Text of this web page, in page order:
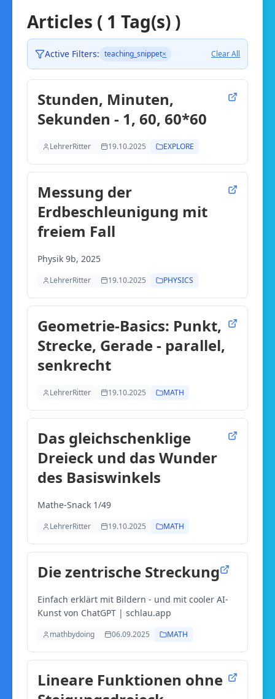
Articles ( 1 Tag(s) )
Active Filters: teaching_snippet× Clear All
Stunden, Minuten,
Sekunden - 1, 60, 60*60
LehrerRitter 19.10.2025 EXPLORE
Messung der
Erdbeschleunigung mit
freiem Fall
Physik 9b, 2025
LehrerRitter 19.10.2025 PHYSICS
Geometrie-Basics: Punkt,
Strecke, Gerade - parallel,
senkrecht
LehrerRitter 19.10.2025 MATH
Das gleichschenklige
Dreieck und das Wunder
des Basiswinkels
Mathe-Snack 1/49
LehrerRitter 19.10.2025 MATH
Die zentrische Streckung
Einfach erklärt mit Bildern - und mit cooler AI-
Kunst von ChatGPT | schlau.app
mathbydoing 06.09.2025 MATH
Lineare Funktionen ohne